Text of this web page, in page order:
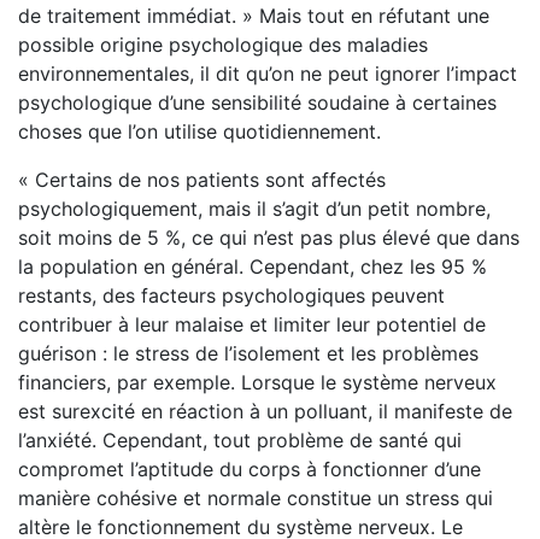
de traitement immédiat. » Mais tout en réfutant une
possible origine psychologique des maladies
environnementales, il dit qu’on ne peut ignorer l’impact
psychologique d’une sensibilité soudaine à certaines
choses que l’on utilise quotidiennement.
« Certains de nos patients sont affectés
psychologiquement, mais il s’agit d’un petit nombre,
soit moins de 5 %, ce qui n’est pas plus élevé que dans
la population en général. Cependant, chez les 95 %
restants, des facteurs psychologiques peuvent
contribuer à leur malaise et limiter leur potentiel de
guérison : le stress de l’isolement et les problèmes
financiers, par exemple. Lorsque le système nerveux
est surexcité en réaction à un polluant, il manifeste de
l’anxiété. Cependant, tout problème de santé qui
compromet l’aptitude du corps à fonctionner d’une
manière cohésive et normale constitue un stress qui
altère le fonctionnement du système nerveux. Le